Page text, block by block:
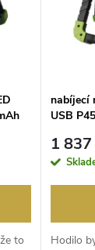
to
nabíjecí
USB
1 837
Hodilo